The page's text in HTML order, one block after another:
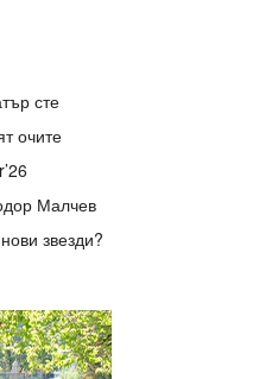
сте
очите
Малчев
звезди?